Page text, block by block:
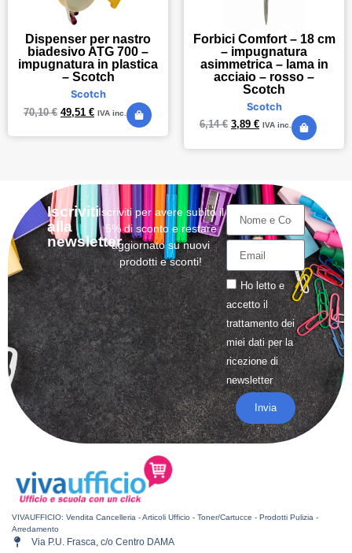
Dispenser per nastro
biadesivo ATG 700 –
impugnatura in plastica
– Scotch
Scotch
70,10€ 49,51 € IVA inc.
Forbici Comfort – 18 cm
– impugnatura
asimmetrica – lama in
acciaio – rosso –
Scotch
Scotch
6,14€ 3,89 € IVA inc.
Iscriviti
alla
newsletter
Iscriviti per avere subito il
5% di sconto e restare
aggiornato su nuovi
prodotti e sconti!
Ho letto e
accetto il
trattamentodei
miei dati per la
ricezione di
newsletter
Invia
VIVAUFFICIO: Vendita Cancelleria - Articoli Ufficio - Toner/Cartucce - Prodotti Pulizia -
Arredamento
Via P.U. Frasca, c/o Centro DAMA